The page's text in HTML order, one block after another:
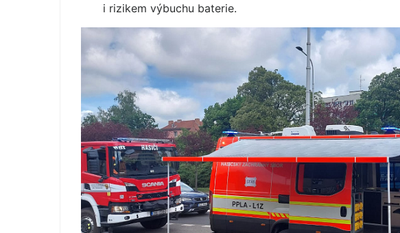
i rizikem výbuchu baterie.